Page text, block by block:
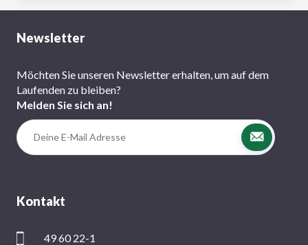
Newsletter
Möchten Sie unseren Newsletter erhalten, um auf dem
Laufenden zu bleiben?
Melden Sie sich an!
Kontakt
49 60 22-1